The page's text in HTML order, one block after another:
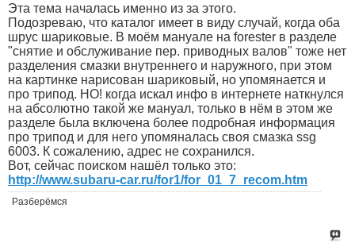
Эта тема началась именно из за этого.
Подозреваю, что каталог имеет в виду случай, когда оба
шрус шариковые. В моём мануале на forester в разделе
"снятие и обслуживание пер. приводных валов" тоже нет
разделения смазки внутреннего и наружного, при этом
на картинке нарисован шариковый, но упомянается и
про трипод. НО! когда искал инфо в интернете наткнулся
на абсолютно такой же мануал, только в нём в этом же
разделе была включена более подробная информация
про трипод и для него упомяналась своя смазка ssg
6003. К сожалению, адрес не сохранился.
Вот, сейчас поиском нашёл только это:
http://www.subaru-car.ru/for1/for_01_7_recom.htm
Разберёмся